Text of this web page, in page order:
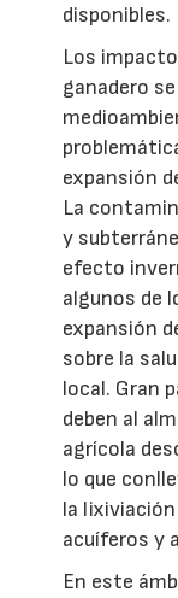
disponibles.
Los
ganadero
expansión
La
y
efecto
algunos de
expansión
sobre la
local. Gran
deben al
agrícola
lo que
la
acuíferos y
En este